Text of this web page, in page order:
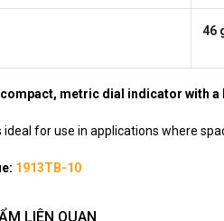
46
metric dial indicator with
ideal for use in applications where
1913TB-10
LIÊN QUAN